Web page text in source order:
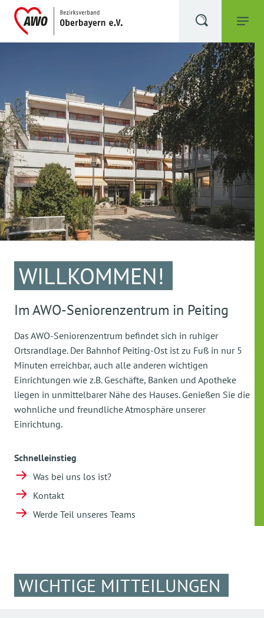
WILLKOMMEN!
Im AWO-Seniorenzentrum in Peiting
Das AWO-Seniorenzentrum befindet sich in ruhiger
Ortsrandlage. Der Bahnhof Peiting-Ost ist zu Fuß in nur 5
Minuten erreichbar, auch alle anderen wichtigen
Einrichtungen wie z.B. Geschäfte, Banken und Apotheke
liegen in unmittelbarer Nähe des Hauses. Genießen Sie die
wohnliche und freundliche Atmosphäre unserer
Einrichtung.
Schnelleinstieg
Was bei uns los ist?
Kontakt
Werde Teil unseres Teams
WICHTIGE MITTEILUNGEN